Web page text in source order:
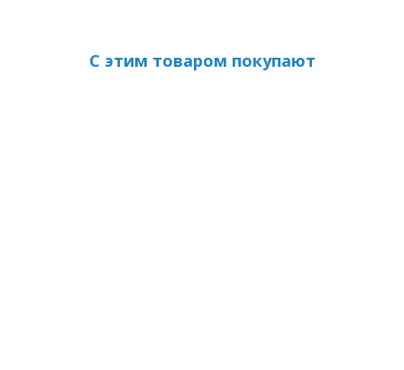
С этим товаром покупают